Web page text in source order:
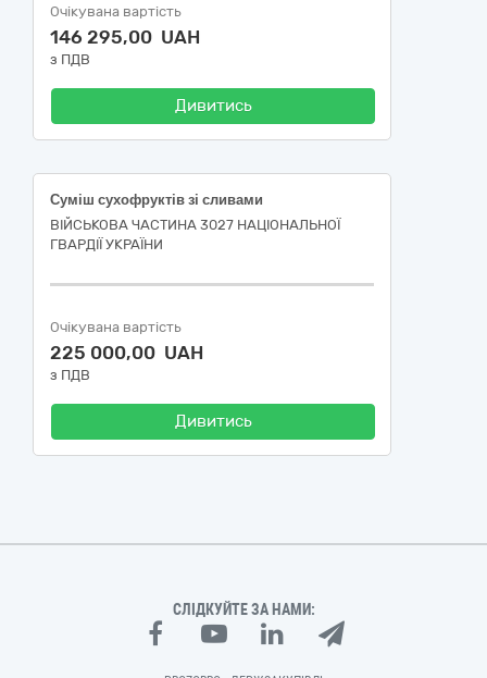
Очікувана вартість
146 295,00 UAH
з ПДВ
Дивитись
Суміш сухофруктів зі сливами
ВІЙСЬКОВА ЧАСТИНА 3027 НАЦІОНАЛЬНОЇ
ГВАРДІЇ УКРАЇНИ
Очікувана вартість
225 000,00 UAH
з ПДВ
Дивитись
СЛІДКУЙТЕ ЗА НАМИ: